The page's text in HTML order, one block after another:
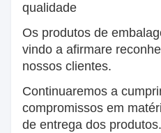
qualidade
Os produtos de
vindo a afirmare
nossos clientes.
Continuaremos a
compromissos em
de entrega dos produtos.